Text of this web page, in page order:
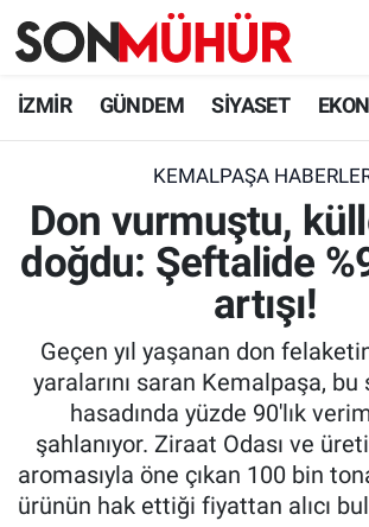
İZMİR GÜNDEM SİYASET
KEMALPAŞA
Don vurmuştu,
doğdu: Şeftalide
artışı!
Geçen yıl yaşanan don
yaralarını saran Kemalpaşa,
hasadında yüzde 90'lık
şahlanıyor. Ziraat Odası ve
aromasıyla öne çıkan 100 bin
ürünün hak ettiği fiyattan alıcı
İzmir Nöbetçi Eczaneler
İzmir Namaz Vakitleri
İzmir Trafik Yoğunluk Haritası
Süper Lig Puan Durumu ve Fikstür
Tüm Manşetler
Son Dakika Haberleri
Haber Arşivi